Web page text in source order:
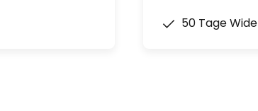
50 Tage